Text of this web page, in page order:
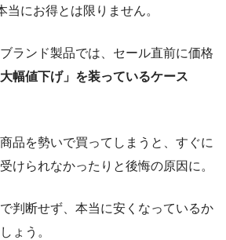
当にお得とは限りません。
ランド製品では、セール直前に価格
大幅値下げ」を装っているケース
品を勢いで買ってしまうと、すぐに
けられなかったりと後悔の原因に。
判断せず、本当に安くなっているか
ょう。